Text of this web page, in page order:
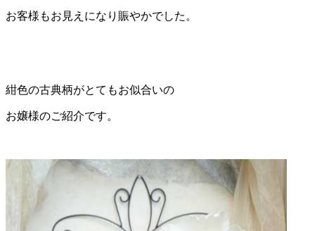
お客様もお見えになり賑やかでした。
紺色の古典柄がとてもお似合いの
お嬢様のご紹介です。